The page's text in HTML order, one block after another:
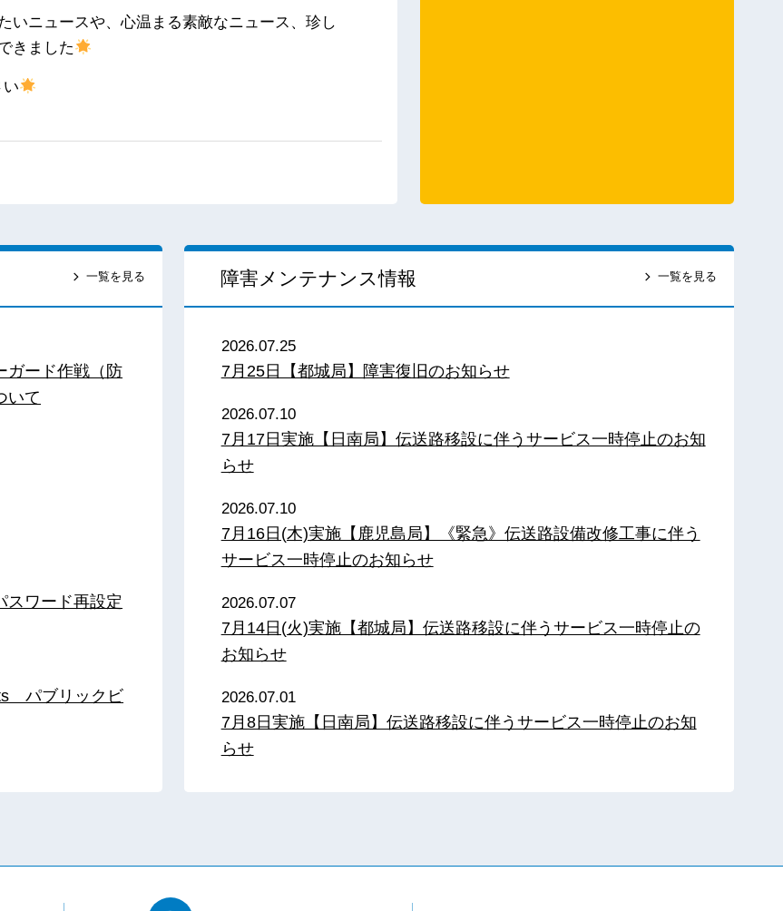
いニュースや、心温まる素敵なニュース、珍し
きました
一覧を見る
ガード作戦（防
いて
スワード再設定
パブリックビ
障害メンテナンス情報 一覧を見る
2026.07.25
7月25日【都城局】障害復旧のお知らせ
2026.07.10
7月17日実施【日南局】伝送路移設に伴うサービス一時停止のお知
らせ
2026.07.10
7月16日(木)実施【鹿児島局】《緊急》伝送路設備改修工事に伴う
サービス一時停止のお知らせ
2026.07.07
7月14日(火)実施【都城局】伝送路移設に伴うサービス一時停止の
お知らせ
2026.07.01
7月8日実施【日南局】伝送路移設に伴うサービス一時停止のお知
らせ